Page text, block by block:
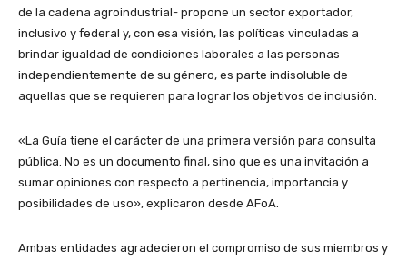
de la cadena agroindustrial- propone un sector exportador,
inclusivo y federal y, con esa visión, las políticas vinculadas a
brindar igualdad de condiciones laborales a las personas
independientemente de su género, es parte indisoluble de
aquellas que se requieren para lograr los objetivos de inclusión.
«La Guía tiene el carácter de una primera versión para consulta
pública. No es un documento final, sino que es una invitación a
sumar opiniones con respecto a pertinencia, importancia y
posibilidades de uso», explicaron desde AFoA.
Ambas entidades agradecieron el compromiso de sus miembros y